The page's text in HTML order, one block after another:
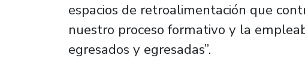
espacios de retroalimentación que
nuestro proceso formativo y la
egresados y egresadas”.